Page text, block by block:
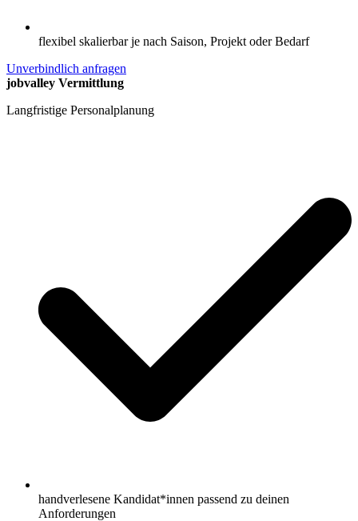
flexibel skalierbar je nach Saison, Projekt oder Bedarf
Unverbindlich anfragen
jobvalley Vermittlung
Langfristige Personalplanung
handverlesene Kandidat*innen passend zu deinen
Anforderungen